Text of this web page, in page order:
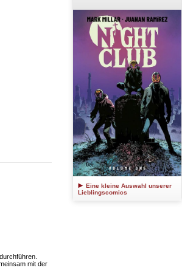
mit der
Eine kleine Auswahl unserer
Lieblingscomics